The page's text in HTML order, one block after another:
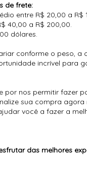
de frete:
entre R$ 20,00 a R$
40,00 a R$ 200,00.
dólares.
conforme o peso,
incrível para
e por nos permitir fazer
sua compra
você a fazer a
das melhores